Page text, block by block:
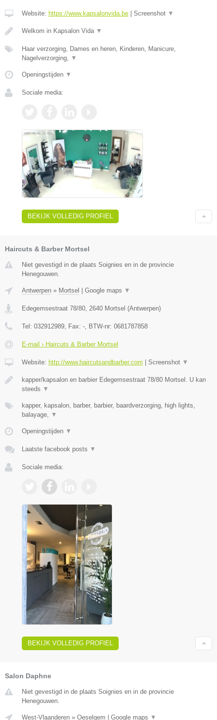
Website: https://www.kapsalonvida.be Screenshot ▼
Welkom in Kapsalon Vida ▼
Haar verzorging, Dames en heren, Kinderen, Manicure,
Nagelverzorging, ▼
Openingstijden ▼
Sociale media:
BEKIJK VOLLEDIG PROFIEL
Haircuts & Barber Mortsel
Niet gevestigd in de plaats Soignies en in de provincie
Henegouwen.
Antwerpen » Mortsel Google maps ▼
Edegemsestraat 78/80, 2640 Mortsel (Antwerpen)
Tel: 032912989, Fax: -, BTW-nr: 0681787858
E-mail › Haircuts & Barber Mortsel
Website: http://www.haircutsandbarber.com Screenshot ▼
kapper/kapsalon en barbier Edegemsestraat 78/80 Mortsel. U kan
steeds ▼
kapper, kapsalon, barber, barbier, baardverzorging, high lights,
balayage, ▼
Openingstijden ▼
Laatste facebook posts ▼
Sociale media:
BEKIJK VOLLEDIG PROFIEL
Salon Daphne
Niet gevestigd in de plaats Soignies en in de provincie
Henegouwen.
West-Vlaanderen » Oeselgem Google maps ▼